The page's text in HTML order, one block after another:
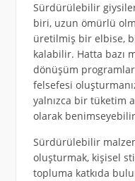
Sürdürülebilir
biri, uzun ömürlü
üretilmiş bir elbise,
kalabilir. Hatta bazı
dönüşüm
felsefesi
yalnızca bir tüketim
olarak
Sürdürülebilir
oluşturmak, kişisel
topluma katkıda